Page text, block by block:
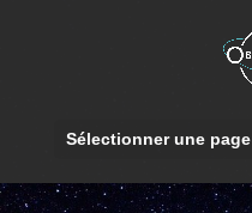
Sélectionner une page